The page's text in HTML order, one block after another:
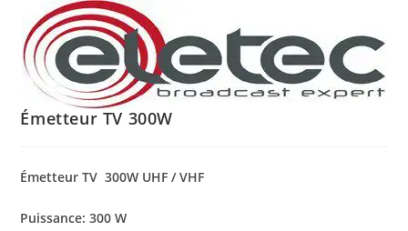
Émetteur TV 300W
Émetteur TV 300W UHF / VHF
Puissance: 300 W